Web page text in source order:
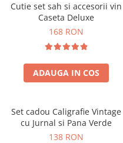
Cutie set sah si accesorii vin
Caseta Deluxe
168 RON
ADAUGA IN COS
Set cadou Caligrafie Vintage
cu Jurnal si Pana Verde
138 RON